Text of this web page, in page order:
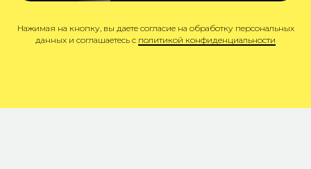
Нажимая на кнопку, вы даете согласие на обработку персональных
данных и соглашаетесь c политикой конфиденциальности